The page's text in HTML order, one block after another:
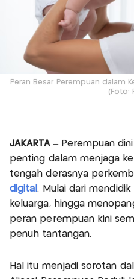
Peran Besar Perempuan dalam
(Foto:
JAKARTA– Perempuan
penting dalam menjaga
tengah derasnya
digital . Mulai dari
keluarga, hingga
peran perempuan kini
penuh tantangan.
Hal itu menjadi sorotan